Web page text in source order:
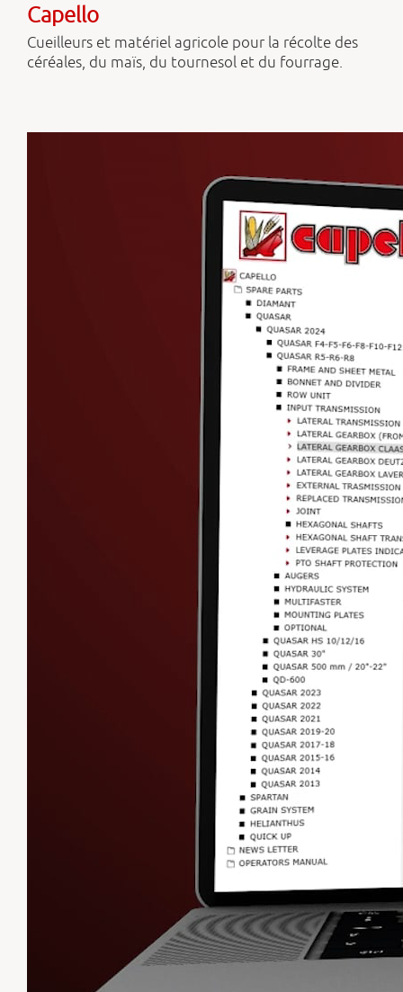
Capello
Cueilleurs et matériel agricole pour la récolte des
céréales, du maïs, du tournesol et du fourrage.